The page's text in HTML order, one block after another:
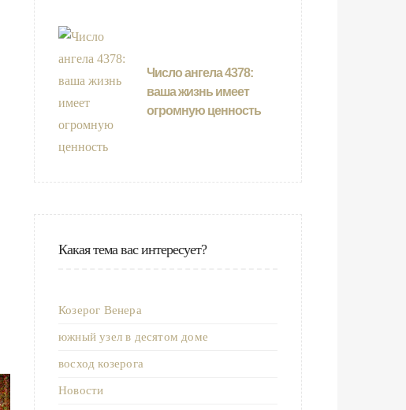
Число ангела 4378:
ваша жизнь имеет
огромную ценность
Какая тема вас интересует?
Козерог Венера
южный узел в десятом доме
восход козерога
Новости